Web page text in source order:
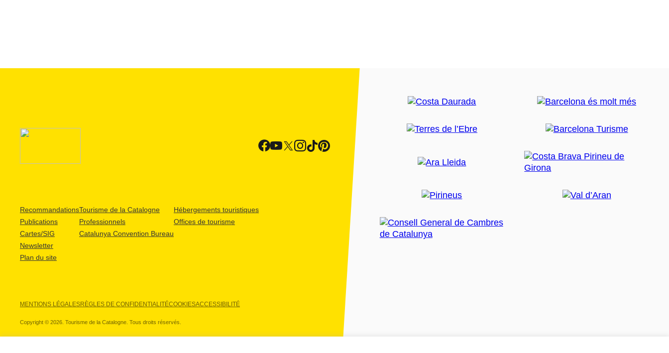
Recommandations
Publications
Cartes/SIG
Newsletter
Plan du site
Tourisme de la Catalogne
Professionnels
Catalunya Convention Bureau
Hébergements touristiques
Offices de tourisme
MENTIONS LÉGALESRÈGLES DE CONFIDENTIALITÉCOOKIESACCESSIBILITÉ
Copyright © 2026. Tourisme de la Catalogne. Tous droits réservés.